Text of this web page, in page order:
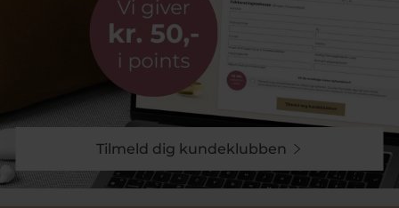
Tilmeld dig kundeklubben